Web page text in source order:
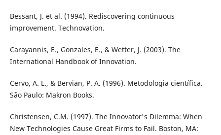
Bessant, J. et al. (1994). Rediscovering continuous
improvement. Technovation.
Carayannis, E., Gonzales, E., & Wetter, J. (2003). The
International Handbook of Innovation.
Cervo, A. L., & Bervian, P. A. (1996). Metodologia científica.
São Paulo: Makron Books.
Christensen, C.M. (1997). The Innovator's Dilemma: When
New Technologies Cause Great Firms to Fail. Boston, MA: